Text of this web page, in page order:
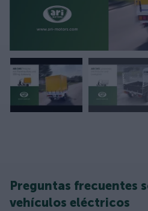
Preguntas frecuentes
vehículos eléctricos